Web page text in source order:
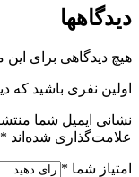
دیدگاهها
هیچ دیدگاهی برای
اولین نفری باشید که
نشانی ایمیل شما
علامت‌گذاری شده‌اند *
امتیاز شما *